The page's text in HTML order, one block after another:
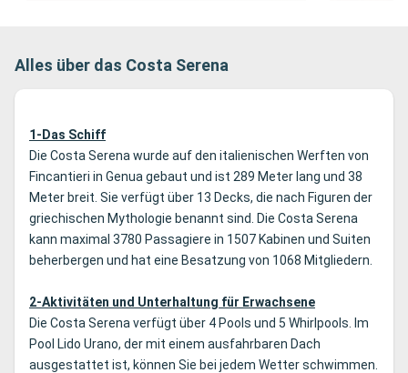
Alles über das Costa Serena
1-Das Schiff
Die Costa Serena wurde auf den italienischen Werften von
Fincantieri in Genua gebaut und ist 289 Meter lang und 38
Meter breit. Sie verfügt über 13 Decks, die nach Figuren der
griechischen Mythologie benannt sind. Die Costa Serena
kann maximal 3780 Passagiere in 1507 Kabinen und Suiten
beherbergen und hat eine Besatzung von 1068 Mitgliedern.
2-Aktivitäten und Unterhaltung für Erwachsene
Die Costa Serena verfügt über 4 Pools und 5 Whirlpools. Im
Pool Lido Urano, der mit einem ausfahrbaren Dach
ausgestattet ist, können Sie bei jedem Wetter schwimmen.